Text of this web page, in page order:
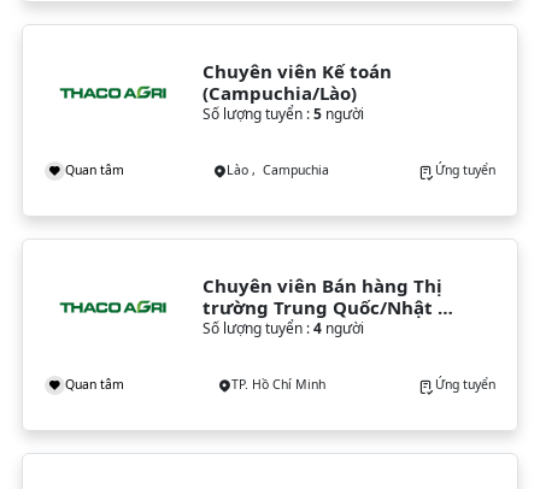
Chuyên viên Kế toán
(Campuchia/Lào)
Số lượng tuyển :5người
Quan tâm Lào , Campuchia Ứng tuyển
Chuyên viên Bán hàng Thị
trường Trung Quốc/Nhật
Bản
Số lượng tuyển :4người
Quan tâm TP. Hồ Chí Minh Ứng tuyển